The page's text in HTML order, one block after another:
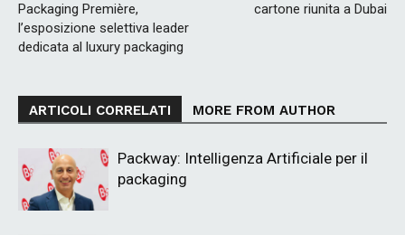
Packaging Première,
l’esposizione selettiva leader
dedicata al luxury packaging
cartone riunita a Dubai
ARTICOLI CORRELATI MORE FROM AUTHOR
Packway: Intelligenza Artificiale per il
packaging